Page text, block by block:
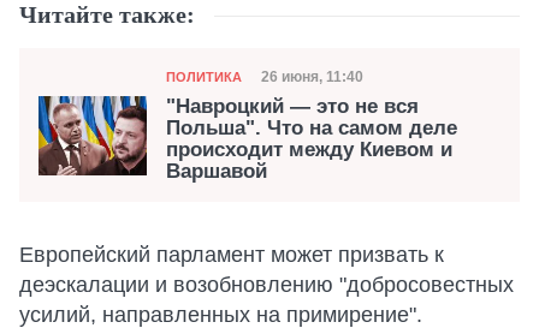
Читайте также:
Категория
ПОЛИТИКА Дата публикации
26 июня, 11:40
"Навроцкий — это не вся
Польша". Что на самом деле
происходит между Киевом и
Варшавой
Европейский парламент может призвать к
деэскалации и возобновлению "добросовестных
усилий, направленных на примирение".